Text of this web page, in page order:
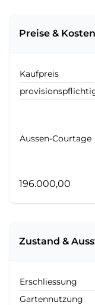
Preise & Kosten
Kaufpreis
Aussen-Courtage
196.000,00
Zustand &
Erschliessung
Gartennutzung